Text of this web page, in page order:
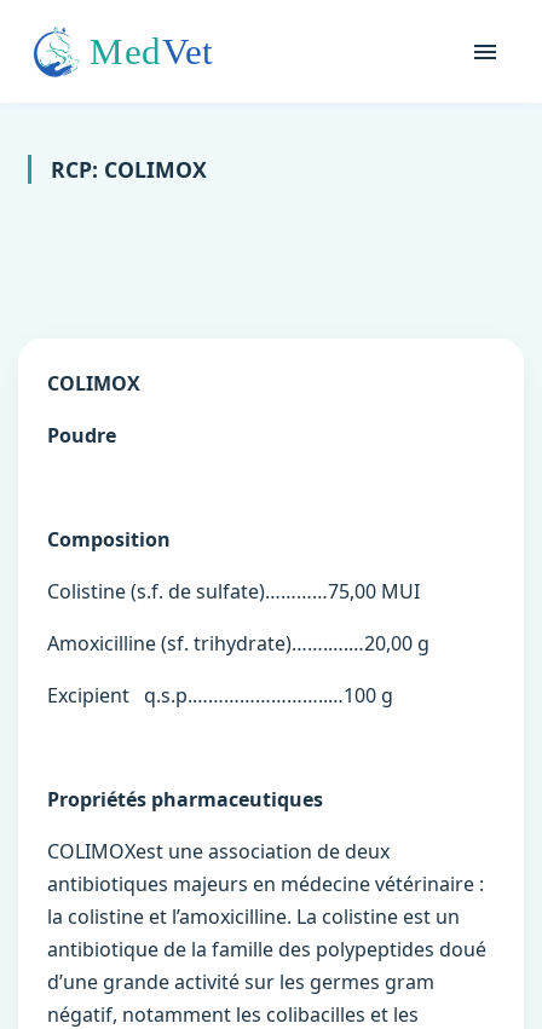
RCP: COLIMOX
COLIMOX
Poudre
Composition
Colistine (s.f. de sulfate)…………75,00 MUI
Amoxicilline (sf. trihydrate)…….….…20,00 g
Excipient q.s.p.……………………..…100 g
Propriétés pharmaceutiques
COLIMOXest une association de deux
antibiotiques majeurs en médecine vétérinaire :
la colistine et l’amoxicilline. La colistine est un
antibiotique de la famille des polypeptides doué
d’une grande activité sur les germes gram
négatif, notamment les colibacilles et les